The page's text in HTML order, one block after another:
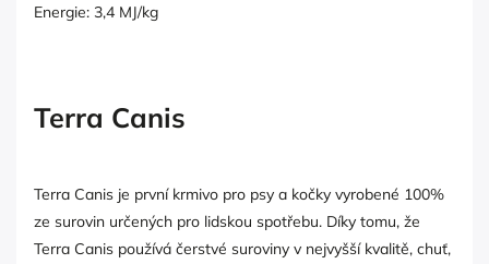
Energie: 3,4 MJ/kg
Terra Canis
Terra Canis je první krmivo pro psy a kočky vyrobené 100%
ze surovin určených pro lidskou spotřebu. Díky tomu, že
Terra Canis používá čerstvé suroviny v nejvyšší kvalitě, chuť,